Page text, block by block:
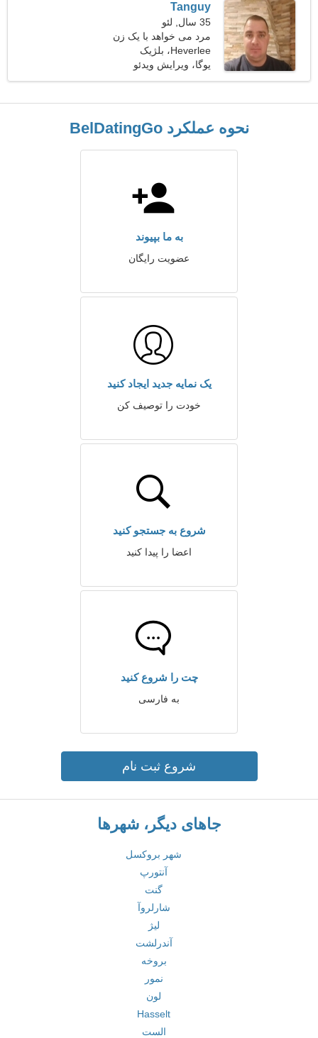
Tanguy
35 سال, لئو
مرد می خواهد با یک زن
ملاقات کند
Heverlee، بلژیک
یوگا، ویرایش ویدئو
نحوه عملکرد BelDatingGo
به ما بپیوند
عضویت رایگان
یک نمایه جدید ایجاد کنید
خودت را توصیف کن
شروع به جستجو کنید
اعضا را پیدا کنید
چت را شروع کنید
به فارسی
شروع ثبت نام
جاهای دیگر، شهرها
شهر بروکسل
آنتورپ
گنت
شارلروآ
لیژ
آندرلشت
بروخه
نمور
لون
Hasselt
الست